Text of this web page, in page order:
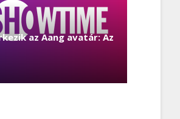
az Aang avatár: Az